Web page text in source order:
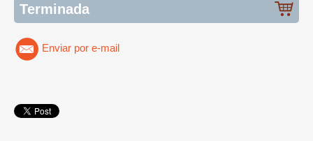
Terminada
Enviar por e-mail